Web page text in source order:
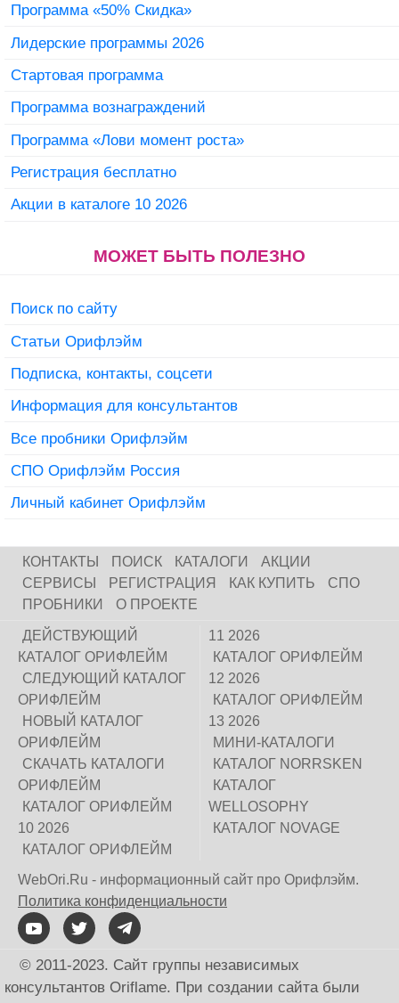
Программа «50% Скидка»
Лидерские программы 2026
Стартовая программа
Программа вознаграждений
Программа «Лови момент роста»
Регистрация бесплатно
Акции в каталоге 10 2026
МОЖЕТ БЫТЬ ПОЛЕЗНО
Поиск по сайту
Статьи Орифлэйм
Подписка, контакты, соцсети
Информация для консультантов
Все пробники Орифлэйм
СПО Орифлэйм Россия
Личный кабинет Орифлэйм
КОНТАКТЫ ПОИСК КАТАЛОГИ
АКЦИИ
СЕРВИСЫ
РЕГИСТРАЦИЯ КАК КУПИТЬ
СПО
ПРОБНИКИ
О ПРОЕКТЕ
ДЕЙСТВУЮЩИЙ
КАТАЛОГ ОРИФЛЕЙМ
СЛЕДУЮЩИЙ КАТАЛОГ
ОРИФЛЕЙМ
НОВЫЙ КАТАЛОГ
ОРИФЛЕЙМ
СКАЧАТЬ КАТАЛОГИ
ОРИФЛЕЙМ
КАТАЛОГ ОРИФЛЕЙМ
10 2026
КАТАЛОГ ОРИФЛЕЙМ
11 2026
КАТАЛОГ ОРИФЛЕЙМ
12 2026
КАТАЛОГ ОРИФЛЕЙМ
13 2026
МИНИ-КАТАЛОГИ
КАТАЛОГ NORRSKEN
КАТАЛОГ
WELLOSOPHY
КАТАЛОГ NOVAGE
WebOri.Ru - информационный сайт про Орифлэйм.
Политика конфиденциальности
© 2011-2023. Сайт группы независимых
консультантов Oriflame. При создании сайта были